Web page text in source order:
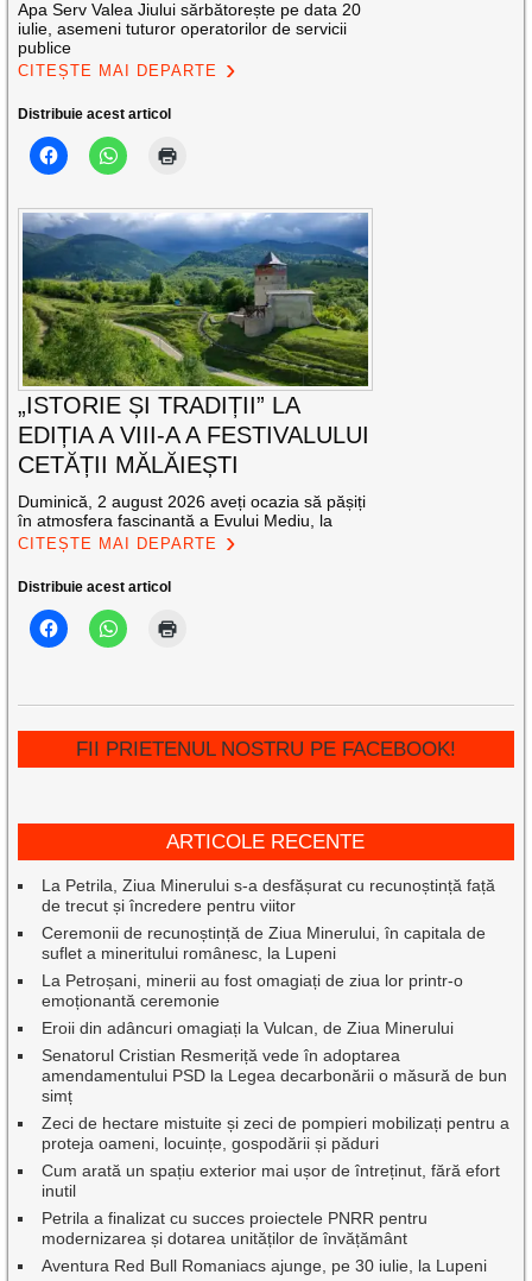
Apa Serv Valea Jiului sărbătorește pe data 20
iulie, asemeni tuturor operatorilor de servicii
publice
CITEȘTE MAI DEPARTE
Distribuie acest articol
„ISTORIE ȘI TRADIȚII” LA
EDIȚIA A VIII-A A FESTIVALULUI
CETĂȚII MĂLĂIEȘTI
Duminică, 2 august 2026 aveți ocazia să pășiți
în atmosfera fascinantă a Evului Mediu, la
CITEȘTE MAI DEPARTE
Distribuie acest articol
FII PRIETENUL NOSTRU PE FACEBOOK!
ARTICOLE RECENTE
La Petrila, Ziua Minerului s-a desfășurat cu recunoștință față
de trecut și încredere pentru viitor
Ceremonii de recunoștință de Ziua Minerului, în capitala de
suflet a mineritului românesc, la Lupeni
La Petroșani, minerii au fost omagiați de ziua lor printr-o
emoționantă ceremonie
Eroii din adâncuri omagiați la Vulcan, de Ziua Minerului
Senatorul Cristian Resmeriță vede în adoptarea
amendamentului PSD la Legea decarbonării o măsură de bun
simț
Zeci de hectare mistuite și zeci de pompieri mobilizați pentru a
proteja oameni, locuințe, gospodării și păduri
Cum arată un spațiu exterior mai ușor de întreținut, fără efort
inutil
Petrila a finalizat cu succes proiectele PNRR pentru
modernizarea și dotarea unităților de învățământ
Aventura Red Bull Romaniacs ajunge, pe 30 iulie, la Lupeni